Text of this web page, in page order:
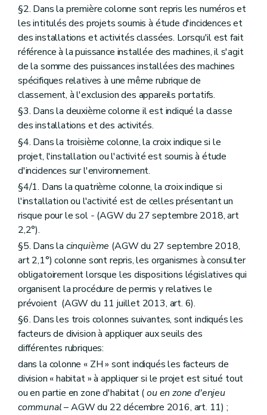
§2. Dans la première colonne sont repris les numéros et
les intitulés des projets soumis à étude d'incidences et
des installations et activités classées. Lorsqu'il est fait
référence à la puissance installée des machines, il s'agit
de la somme des puissances installées des machines
spécifiques relatives à une même rubrique de
classement, à l'exclusion des appareils portatifs.
§3. Dans la deuxième colonne il est indiqué la classe
des installations et des activités.
§4. Dans la troisième colonne, la croix indique si le
projet, l'installation ou l'activité est soumis à étude
d'incidences sur l'environnement.
§4/1. Dans la quatrième colonne, la croix indique si
l'installation ou l'activité est de celles présentant un
risque pour le sol - (AGW du 27 septembre 2018, art
2,2°).
§5. Dans la cinquième (AGW du 27 septembre 2018,
art 2,1°) colonne sont repris, les organismes à consulter
obligatoirement lorsque les dispositions législatives qui
organisent la procédure de permis y relatives le
prévoient (AGW du 11 juillet 2013, art. 6).
§6. Dans les trois colonnes suivantes, sont indiqués les
facteurs de division à appliquer aux seuils des
différentes rubriques:
dans la colonne « ZH » sont indiqués les facteurs de
division « habitat » à appliquer si le projet est situé tout
ou en partie en zone d'habitat (ou en zone d'enjeu
communal– AGW du 22 décembre 2016, art. 11) ;